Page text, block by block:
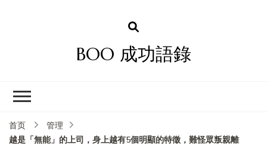
BOO 成功語錄
首页
管理
越是「無能」的上司，身上越有5個明顯的特徵，難怪眾叛親離